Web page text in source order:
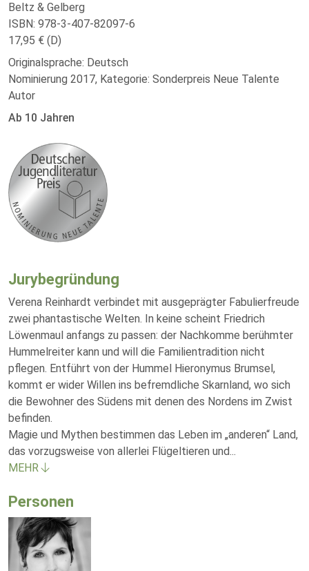
Beltz & Gelberg
ISBN: 978-3-407-82097-6
17,95 € (D)
Originalsprache: Deutsch
Nominierung 2017, Kategorie: Sonderpreis Neue Talente
Autor
Ab 10 Jahren
Jurybegründung
Verena Reinhardt verbindet mit ausgeprägter Fabulierfreude
zwei phantastische Welten. In keine scheint Friedrich
Löwenmaul anfangs zu passen: der Nachkomme berühmter
Hummelreiter kann und will die Familientradition nicht
pflegen. Entführt von der Hummel Hieronymus Brumsel,
kommt er wider Willen ins befremdliche Skarnland, wo sich
die Bewohner des Südens mit denen des Nordens im Zwist
befinden.
Magie und Mythen bestimmen das Leben im „anderen“ Land,
das vorzugsweise von allerlei Flügeltieren und...
MEHR
Personen